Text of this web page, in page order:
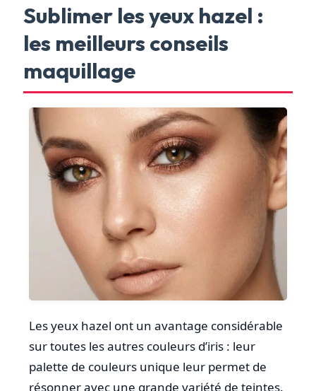
Sublimer les yeux hazel :
les meilleurs conseils
maquillage
Les yeux hazel ont un avantage considérable
sur toutes les autres couleurs d’iris : leur
palette de couleurs unique leur permet de
résonner avec une grande variété de teintes.